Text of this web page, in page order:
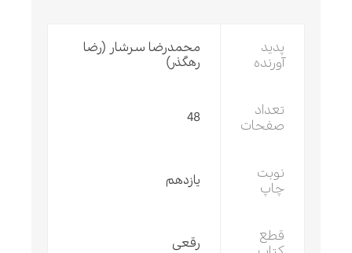
پدید
آورنده
محمدرضا سرشار (رضا
رهگذر)
تعداد
صفحات
48
نوبت
چاپ
یازدهم
قطع
رقعی